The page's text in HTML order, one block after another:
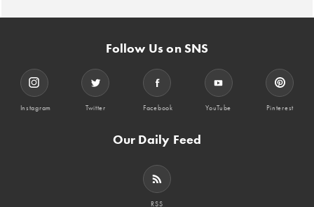
Follow Us on SNS
Instagram Twitter Facebook YouTube Pinterest
Our Daily Feed
RSS